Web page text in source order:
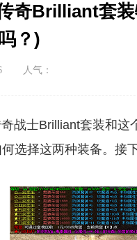
奇Brilliant套
？)
人气：
士Brilliant套装和这
选择这两种装备。接